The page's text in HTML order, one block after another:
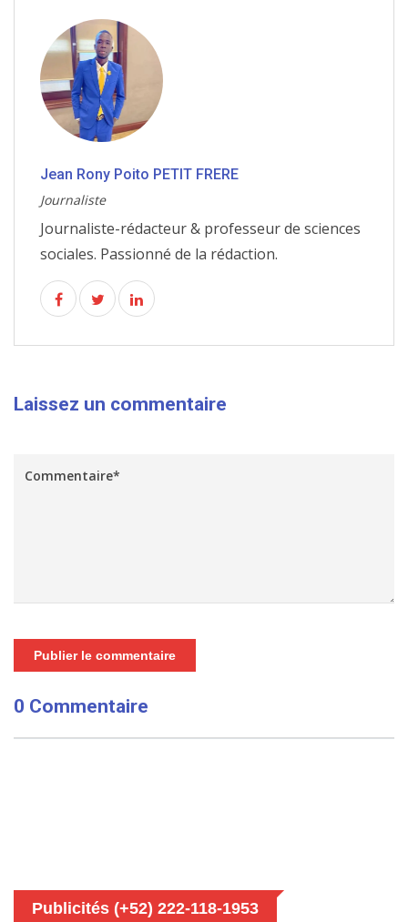
Jean Rony Poito PETIT FRERE
Journaliste
Journaliste-rédacteur & professeur de sciences
sociales. Passionné de la rédaction.
Laissez un commentaire
Publier le commentaire
0 Commentaire
Publicités (+52) 222-118-1953